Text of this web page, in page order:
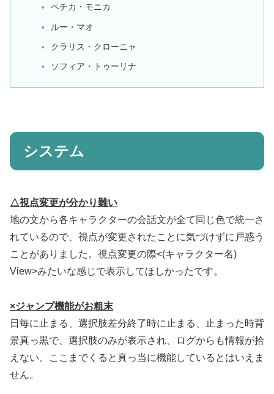
ペチカ・モニカ
ルー・マオ
クラリス・クローニャ
ソフィア・トゥーリナ
システム
△視点変更が分かり難い
地の文から各キャラクターの会話文が全て同じ色で統一さ
れているので、視点が変更されたことに気づけずに戸惑う
ことがありました。視点変更の際<(キャラクター名)
View>みたいな感じで表示してほしかったです。
×ジャンプ機能がお粗末
日毎に止まる、選択肢差分終了時に止まる、止まった時背
景真っ黒で、選択肢のみが表示され、ログからも情報が拾
えない。ここまでくると真っ当に機能しているとはいえま
せん。